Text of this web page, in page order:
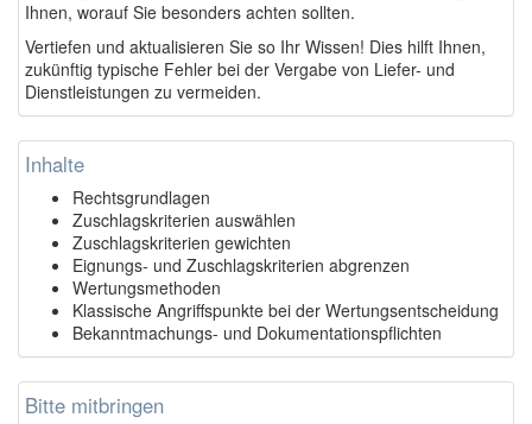
Ihnen, worauf Sie besonders achten sollten.
Vertiefen und aktualisieren Sie so Ihr Wissen! Dies hilft Ihnen,
zukünftig typische Fehler bei der Vergabe von Liefer- und
Dienstleistungen zu vermeiden.
Inhalte
Rechtsgrundlagen
Zuschlagskriterien auswählen
Zuschlagskriterien gewichten
Eignungs- und Zuschlagskriterien abgrenzen
Wertungsmethoden
Klassische Angriffspunkte bei der Wertungsentscheidung
Bekanntmachungs- und Dokumentationspflichten
Bitte mitbringen